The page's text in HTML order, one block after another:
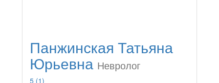
Панжинская Татьяна
Юрьевна Невролог
5 (1)